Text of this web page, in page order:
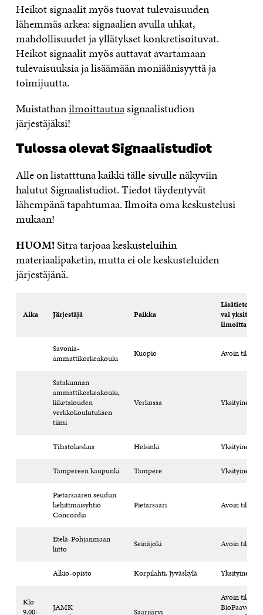
Heikot signaalit myös tuovat tulevaisuuden
lähemmäs arkea: signaalien avulla uhkat,
mahdollisuudet ja yllätykset konkretisoituvat.
Heikot signaalit myös auttavat avartamaan
tulevaisuuksia ja lisäämään moniäänisyyttä ja
toimijuutta.
Muistathanilmoittautuasignaalistudion
järjestäjäksi!
Tulossa olevat Signaalistudiot
Alle on listatttuna kaikki tälle sivulle näkyviin
halutut Signaalistudiot. Tiedot täydentyvät
lähempänä tapahtumaa. Ilmoita oma keskustelusi
mukaan!
HUOM!Sitra tarjoaa keskusteluihin
materiaalipaketin, mutta ei ole keskusteluiden
järjestäjänä.
Aika Järjestäjä Paikka
Lisätietoja
vai
Savonia-
ammattikorkeakoulu
Kuopio Avoin
Satakunnan
ammattikorkeakoulu,
liiketalouden
verkkokoulutuksen
tiimi
Verkossa Yksityinen
Tilastokeskus Helsinki Yksityinen
Tampereen kaupunki Tampere Yksityinen
Pietarsaaren seudun
kehittmäisyhtiö
Concordia
Pietarsaari Avoin
Etelä-Pohjanmaan
liitto
Seinäjoki Avoin
Alkio-opisto Korpilahti, Jyväskylä Yksityinen
Klo
9.00-
JAMK
Saarijärvi
Avoin
BioPaavo,